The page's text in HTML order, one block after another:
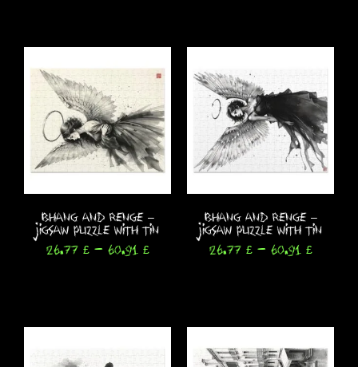
Bhang and Renge –
Jigsaw Puzzle with Tin
26.77 £ - 60.91 £
Bhang and Renge –
Jigsaw Puzzle with Tin
26.77 £ - 60.91 £